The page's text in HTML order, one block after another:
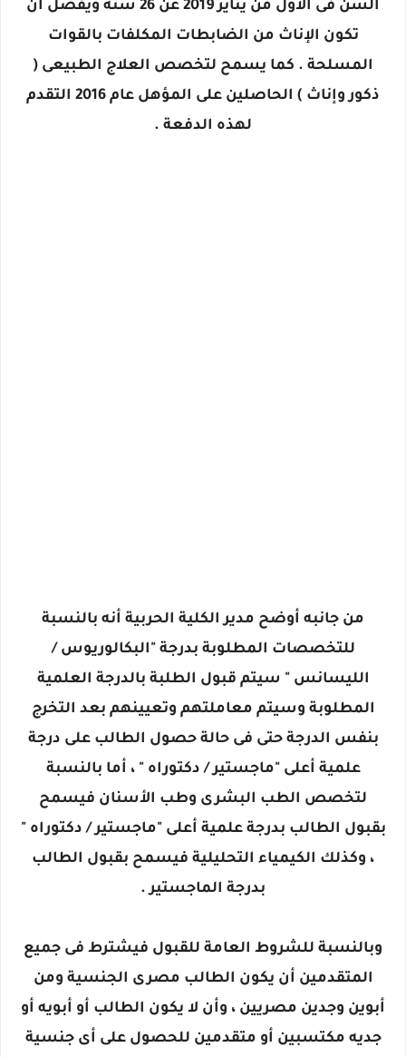
السن فى الأول من يناير 2019 عن 26 سنة ويفضل أن
تكون الإناث من الضابطات المكلفات بالقوات
المسلحة . كما يسمح لتخصص العلاج الطبيعى (
ذكور وإناث ) الحاصلين على المؤهل عام 2016 التقدم
لهذه الدفعة .
من جانبه أوضح مدير الكلية الحربية أنه بالنسبة
للتخصصات المطلوبة بدرجة "البكالوريوس /
الليسانس " سيتم قبول الطلبة بالدرجة العلمية
المطلوبة وسيتم معاملتهم وتعيينهم بعد التخرج
بنفس الدرجة حتى فى حالة حصول الطالب على درجة
علمية أعلى "ماجستير / دكتوراه " ، أما بالنسبة
لتخصص الطب البشرى وطب الأسنان فيسمح
بقبول الطالب بدرجة علمية أعلى "ماجستير / دكتوراه "
، وكذلك الكيمياء التحليلية فيسمح بقبول الطالب
بدرجة الماجستير .
وبالنسبة للشروط العامة للقبول فيشترط فى جميع
المتقدمين أن يكون الطالب مصرى الجنسية ومن
أبوين وجدين مصريين ، وأن لا يكون الطالب أو أبويه أو
جديه مكتسبين أو متقدمين للحصول على أى جنسية